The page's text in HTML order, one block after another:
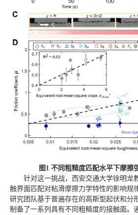
图1 不同粗糙度匹配水平下摩擦
针对这一挑战，西安交通大学徐明龙
触界面匹配对粘滑摩擦力学特性的影响规
研究团队基于普遍存在的高斯型起伏和分
制备了一系列具有不同粗糙度的接触面。